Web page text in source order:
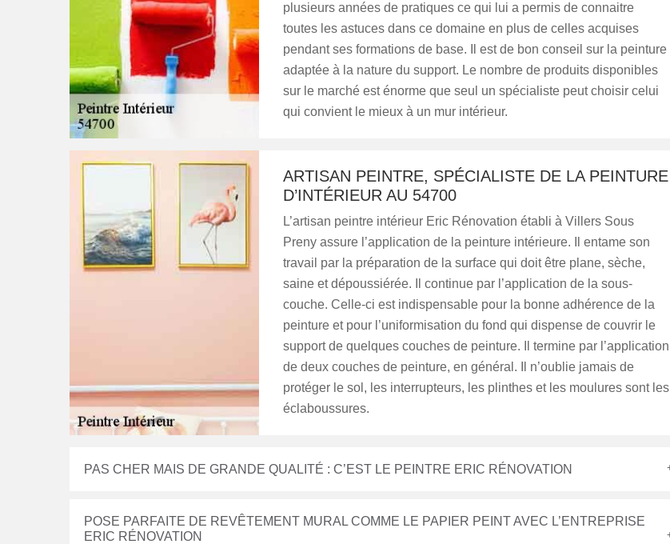
plusieurs années de pratiques ce qui lui a permis de connaitre
toutes les astuces dans ce domaine en plus de celles acquises
pendant ses formations de base. Il est de bon conseil sur la peinture
adaptée à la nature du support. Le nombre de produits disponibles
sur le marché est énorme que seul un spécialiste peut choisir celui
qui convient le mieux à un mur intérieur.
ARTISAN PEINTRE, SPÉCIALISTE DE LA PEINTURE
D’INTÉRIEUR AU 54700
L’artisan peintre intérieur Eric Rénovation établi à Villers Sous
Preny assure l’application de la peinture intérieure. Il entame son
travail par la préparation de la surface qui doit être plane, sèche,
saine et dépoussiérée. Il continue par l’application de la sous-
couche. Celle-ci est indispensable pour la bonne adhérence de la
peinture et pour l’uniformisation du fond qui dispense de couvrir le
support de quelques couches de peinture. Il termine par l’application
de deux couches de peinture, en général. Il n’oublie jamais de
protéger le sol, les interrupteurs, les plinthes et les moulures sont les
éclaboussures.
PAS CHER MAIS DE GRANDE QUALITÉ : C’EST LE PEINTRE ERIC RÉNOVATION
POSE PARFAITE DE REVÊTEMENT MURAL COMME LE PAPIER PEINT AVEC L’ENTREPRISE
ERIC RÉNOVATION